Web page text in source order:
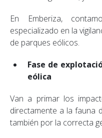
En Emberiza,
especializado en la
de parques eólicos.
Fase de
eólica
Van a primar los
directamente a la fauna
también por la correcta